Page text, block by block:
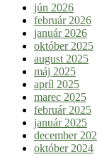
jún 2026
február 2026
január 2026
október 2025
august 2025
máj 2025
apríl 2025
marec 2025
február 2025
január 2025
december
október 2024